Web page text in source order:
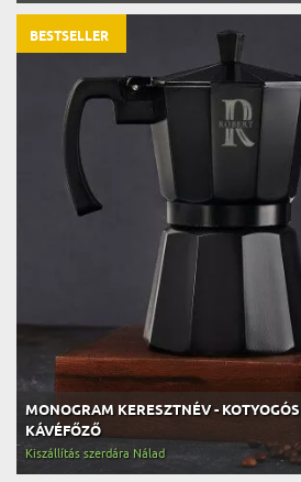
MONOGRAM KERESZTNÉV - KOTYOGÓS
KÁVÉFŐZŐ
Kiszállítás szerdára Nálad
BESTSELLER